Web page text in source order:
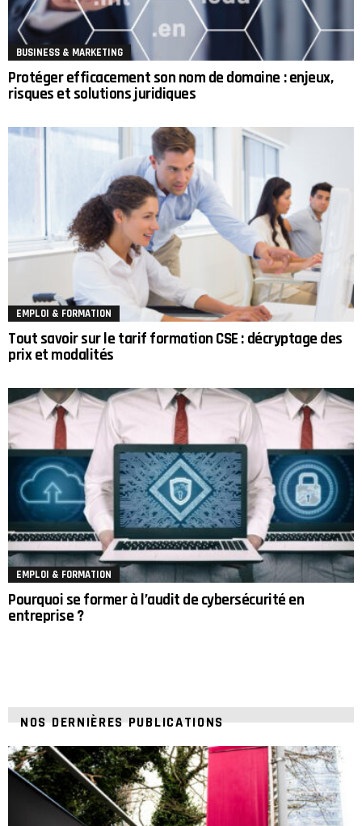
BUSINESS & MARKETING
Protéger efficacement son nom de domaine : enjeux,
risques et solutions juridiques
EMPLOI & FORMATION
Tout savoir sur le tarif formation CSE : décryptage des
prix et modalités
EMPLOI & FORMATION
Pourquoi se former à l’audit de cybersécurité en
entreprise ?
NOS DERNIÈRES PUBLICATIONS